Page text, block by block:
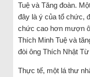
Tuệ và Tăng đoàn.
đây là ý của tổ chức,
chức cao hơn mượn
Thích Minh Tuệ và
đòi ông Thích Nhật
Thực tế, một lá thư